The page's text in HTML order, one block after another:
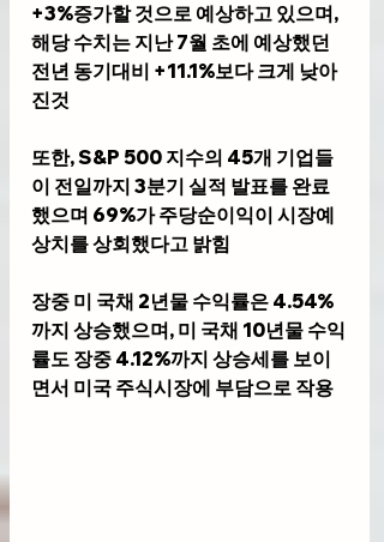
+3%증가할 것으로 예상하고 있으며,
해당 수치는 지난 7월 초에 예상했던
전년 동기대비 +11.1%보다 크게 낮아
진것
또한, S&P 500 지수의 45개 기업들
이 전일까지 3분기 실적 발표를 완료
했으며 69%가 주당순이익이 시장예
상치를 상회했다고 밝힘
장중 미 국채 2년물 수익률은 4.54%
까지 상승했으며, 미 국채 10년물 수익
률도 장중 4.12%까지 상승세를 보이
면서 미국 주식시장에 부담으로 작용